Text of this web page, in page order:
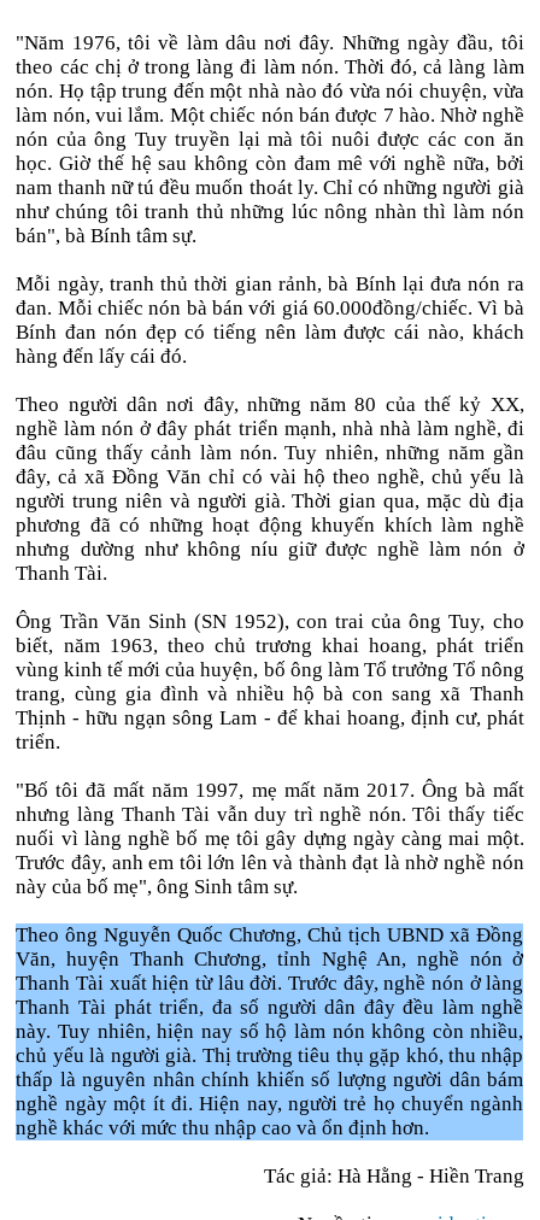
"Năm 1976, tôi về làm dâu nơi đây. Những ngày đầu, tôi
theo các chị ở trong làng đi làm nón. Thời đó, cả làng làm
nón. Họ tập trung đến một nhà nào đó vừa nói chuyện, vừa
làm nón, vui lắm. Một chiếc nón bán được 7 hào. Nhờ nghề
nón của ông Tuy truyền lại mà tôi nuôi được các con ăn
học. Giờ thế hệ sau không còn đam mê với nghề nữa, bởi
nam thanh nữ tú đều muốn thoát ly. Chỉ có những người già
như chúng tôi tranh thủ những lúc nông nhàn thì làm nón
bán", bà Bính tâm sự.
Mỗi ngày, tranh thủ thời gian rảnh, bà Bính lại đưa nón ra
đan. Mỗi chiếc nón bà bán với giá 60.000đồng/chiếc. Vì bà
Bính đan nón đẹp có tiếng nên làm được cái nào, khách
hàng đến lấy cái đó.
Theo người dân nơi đây, những năm 80 của thế kỷ XX,
nghề làm nón ở đây phát triển mạnh, nhà nhà làm nghề, đi
đâu cũng thấy cảnh làm nón. Tuy nhiên, những năm gần
đây, cả xã Đồng Văn chỉ có vài hộ theo nghề, chủ yếu là
người trung niên và người già. Thời gian qua, mặc dù địa
phương đã có những hoạt động khuyến khích làm nghề
nhưng dường như không níu giữ được nghề làm nón ở
Thanh Tài.
Ông Trần Văn Sinh (SN 1952), con trai của ông Tuy, cho
biết, năm 1963, theo chủ trương khai hoang, phát triển
vùng kinh tế mới của huyện, bố ông làm Tổ trưởng Tổ nông
trang, cùng gia đình và nhiều hộ bà con sang xã Thanh
Thịnh - hữu ngạn sông Lam - để khai hoang, định cư, phát
triển.
"Bố tôi đã mất năm 1997, mẹ mất năm 2017. Ông bà mất
nhưng làng Thanh Tài vẫn duy trì nghề nón. Tôi thấy tiếc
nuối vì làng nghề bố mẹ tôi gây dựng ngày càng mai một.
Trước đây, anh em tôi lớn lên và thành đạt là nhờ nghề nón
này của bố mẹ", ông Sinh tâm sự.
Theo ông Nguyễn Quốc Chương, Chủ tịch UBND xã Đồng
Văn, huyện Thanh Chương, tỉnh Nghệ An, nghề nón ở
Thanh Tài xuất hiện từ lâu đời. Trước đây, nghề nón ở làng
Thanh Tài phát triển, đa số người dân đây đều làm nghề
này. Tuy nhiên, hiện nay số hộ làm nón không còn nhiều,
chủ yếu là người già. Thị trường tiêu thụ gặp khó, thu nhập
thấp là nguyên nhân chính khiến số lượng người dân bám
nghề ngày một ít đi. Hiện nay, người trẻ họ chuyển ngành
nghề khác với mức thu nhập cao và ổn định hơn.
Tác giả: Hà Hằng - Hiền Trang